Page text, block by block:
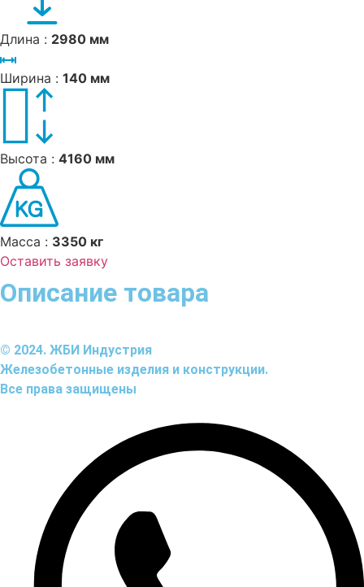
Длина : 2980 мм
Ширина : 140 мм
Высота : 4160 мм
Масса : 3350 кг
Оставить заявку
Описание товара
© 2024. ЖБИ Индустрия
Железобетонные изделия и конструкции.
Все права защищены